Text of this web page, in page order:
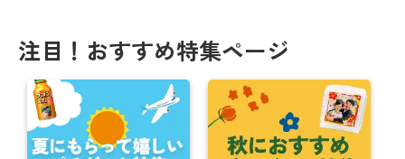
注目！おすすめ特集ページ